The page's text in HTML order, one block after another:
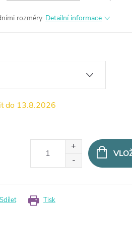
rozměry. Detailní informace
13.8.2026
Tisk
Sdílet